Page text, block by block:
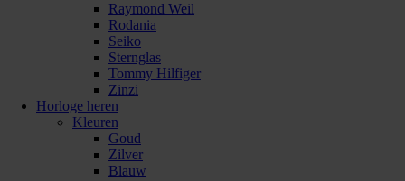
Raymond Weil
Rodania
Seiko
Sternglas
Tommy Hilfiger
Zinzi
Horloge heren
Kleuren
Goud
Zilver
Blauw